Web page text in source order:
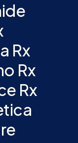
Rx
Rx
Rx